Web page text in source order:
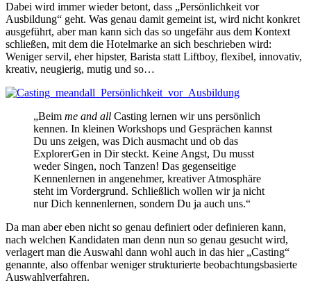
Dabei wird immer wieder betont, dass „Persönlichkeit vor
Ausbildung“ geht. Was genau damit gemeint ist, wird nicht konkret
ausgeführt, aber man kann sich das so ungefähr aus dem Kontext
schließen, mit dem die Hotelmarke an sich beschrieben wird:
Weniger servil, eher hipster, Barista statt Liftboy, flexibel, innovativ,
kreativ, neugierig, mutig und so…
„Beim me and all Casting lernen wir uns persönlich
kennen. In kleinen Workshops und Gesprächen kannst
Du uns zeigen, was Dich ausmacht und ob das
ExplorerGen in Dir steckt. Keine Angst, Du musst
weder Singen, noch Tanzen! Das gegenseitige
Kennenlernen in angenehmer, kreativer Atmosphäre
steht im Vordergrund. Schließlich wollen wir ja nicht
nur Dich kennenlernen, sondern Du ja auch uns.“
Da man aber eben nicht so genau definiert oder definieren kann,
nach welchen Kandidaten man denn nun so genau gesucht wird,
verlagert man die Auswahl dann wohl auch in das hier „Casting“
genannte, also offenbar weniger strukturierte beobachtungsbasierte
Auswahlverfahren.